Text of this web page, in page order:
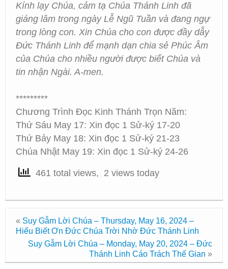
Kính lạy Chúa, cảm tạ Chúa Thánh Linh đã
giáng lâm trong ngày Lễ Ngũ Tuần và đang ngự
trong lòng con. Xin Chúa cho con được đầy dẫy
Đức Thánh Linh để mạnh dạn chia sẻ Phúc Âm
của Chúa cho nhiều người được biết Chúa và
tin nhận Ngài. A-men.
*********
Chương Trình Đọc Kinh Thánh Trọn Năm:
Thứ Sáu May 17: Xin đọc 1 Sử-ký 17-20
Thứ Bảy May 18: Xin đọc 1 Sử-ký 21-23
Chúa Nhật May 19: Xin đọc 1 Sử-ký 24-26
461 total views, 2 views today
« Suy Gẫm Lời Chúa – Thursday, May 16, 2024 –
Hiểu Biết Ơn Đức Chúa Trời Nhờ Đức Thánh Linh
Suy Gẫm Lời Chúa – Monday, May 20, 2024 – Đức
Thánh Linh Cáo Trách Thế Gian »